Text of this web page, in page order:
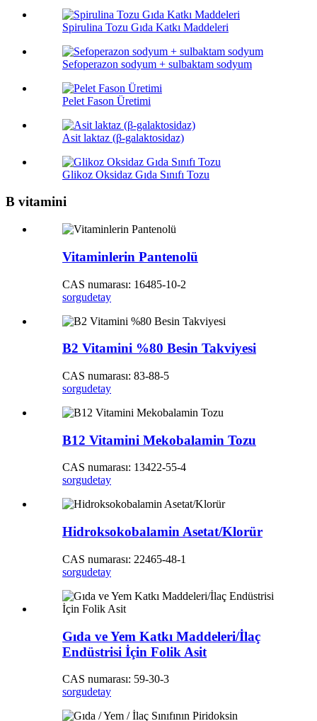
Spirulina Tozu Gıda Katkı Maddeleri
Sefoperazon sodyum + sulbaktam sodyum
Pelet Fason Üretimi
Asit laktaz (β-galaktosidaz)
Glikoz Oksidaz Gıda Sınıfı Tozu
B vitamini
Vitaminlerin Pantenolü
CAS numarası: 16485-10-2
sorgudetay
B2 Vitamini %80 Besin Takviyesi
CAS numarası: 83-88-5
sorgudetay
B12 Vitamini Mekobalamin Tozu
CAS numarası: 13422-55-4
sorgudetay
Hidroksokobalamin Asetat/Klorür
CAS numarası: 22465-48-1
sorgudetay
Gıda ve Yem Katkı Maddeleri/İlaç
Endüstrisi İçin Folik Asit
CAS numarası: 59-30-3
sorgudetay